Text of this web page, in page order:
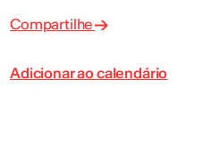
Compartilhe
Adicionar ao calendário